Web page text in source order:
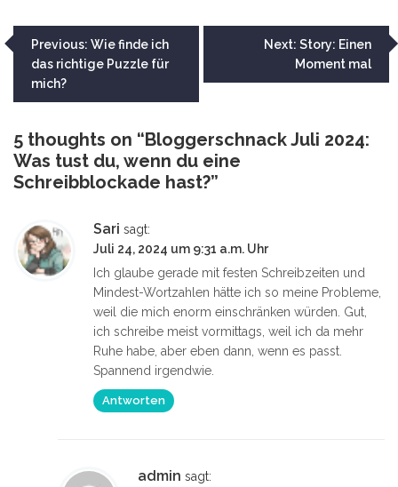
Beitragsnavigation
Previous: Wie finde ich
das richtige Puzzle für
mich?
Next: Story: Einen
Moment mal
5 thoughts on “Bloggerschnack Juli 2024:
Was tust du, wenn du eine
Schreibblockade hast?”
Sari sagt:
Juli 24, 2024 um 9:31 a.m. Uhr
Ich glaube gerade mit festen Schreibzeiten und
Mindest-Wortzahlen hätte ich so meine Probleme,
weil die mich enorm einschränken würden. Gut,
ich schreibe meist vormittags, weil ich da mehr
Ruhe habe, aber eben dann, wenn es passt.
Spannend irgendwie.
Antworten
admin sagt: